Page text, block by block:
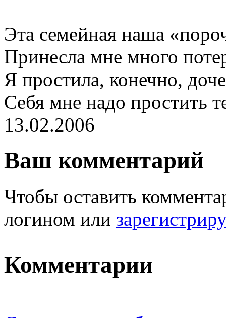
Эта семейная наша
Принесла мне много
Я простила, конечно,
Себя мне надо простить
13.02.2006
Ваш комментарий
Чтобы оставить
логином или
Комментарии